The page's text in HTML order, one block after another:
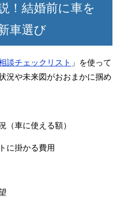
！結婚前に車を
車選び
談チェックリスト 」を使って
況や未来図がおおまかに掴め
（車に使える額）
に掛かる費用